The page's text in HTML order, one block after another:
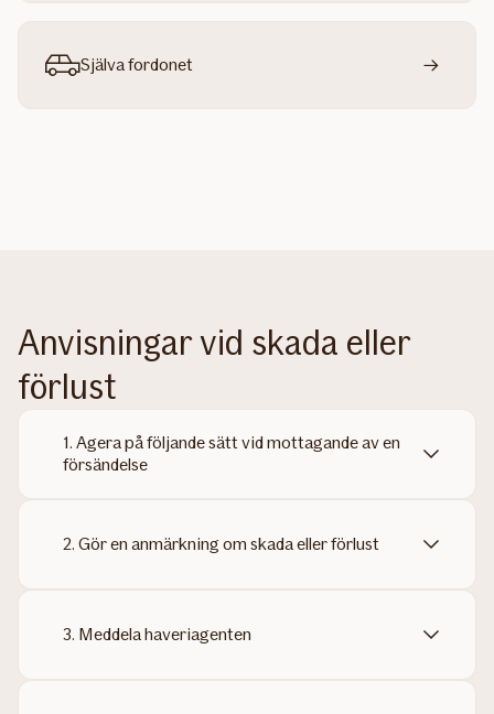
Själva fordonet
Anvisningar vid skada eller
förlust
1. Agera på följande sätt vid mottagande av en
försändelse
2. Gör en anmärkning om skada eller förlust
3. Meddela haveriagenten